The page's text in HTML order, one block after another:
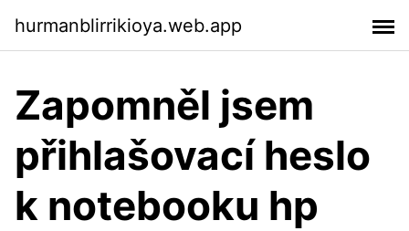
hurmanblirrikioya.web.app
Zapomněl jsem
přihlašovací heslo
k notebooku hp